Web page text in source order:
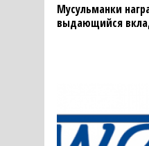
Мусульманки
выдающийся